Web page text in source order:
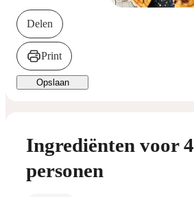
Delen
Print
Opslaan
Ingrediënten voor 4
personen